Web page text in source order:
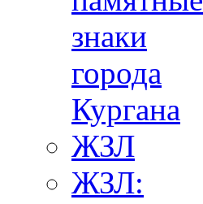
знаки
города
Кургана
ЖЗЛ
ЖЗЛ: